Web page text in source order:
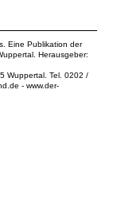
Eine Publikation der
Herausgeber:
Wuppertal. Tel. 0202 /
- www.der-